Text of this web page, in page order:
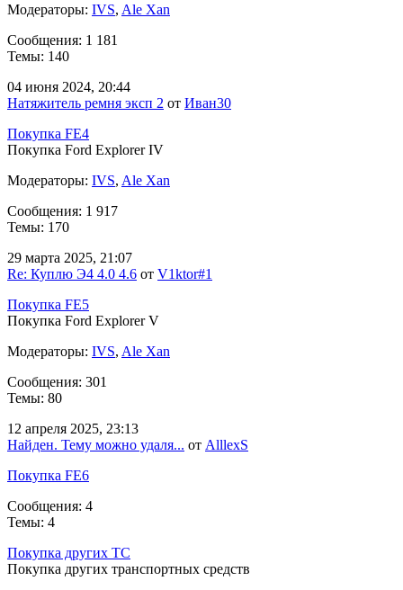
Модераторы: IVS, Ale Xan
Сообщения: 1 181
Темы: 140
04 июня 2024, 20:44
Натяжитель ремня эксп 2 от Иван30
Покупка FE4
Покупка Ford Explorer IV
Модераторы: IVS, Ale Xan
Сообщения: 1 917
Темы: 170
29 марта 2025, 21:07
Re: Куплю Э4 4.0 4.6 от V1ktor#1
Покупка FE5
Покупка Ford Explorer V
Модераторы: IVS, Ale Xan
Сообщения: 301
Темы: 80
12 апреля 2025, 23:13
Найден. Тему можно удаля... от AlllexS
Покупка FE6
Сообщения: 4
Темы: 4
Покупка других ТС
Покупка других транспортных средств